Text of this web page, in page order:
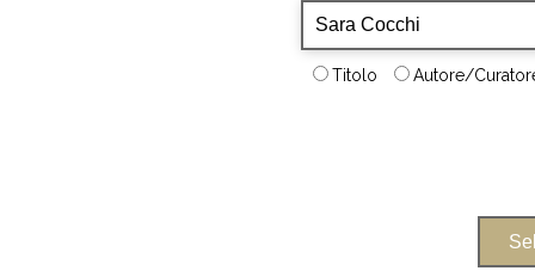
Titolo Autore/